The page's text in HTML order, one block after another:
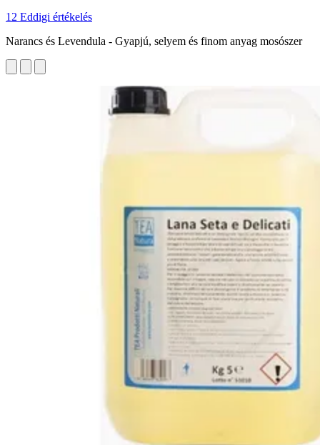
12 Eddigi értékelés
Narancs és Levendula - Gyapjú, selyem és finom anyag mosószer